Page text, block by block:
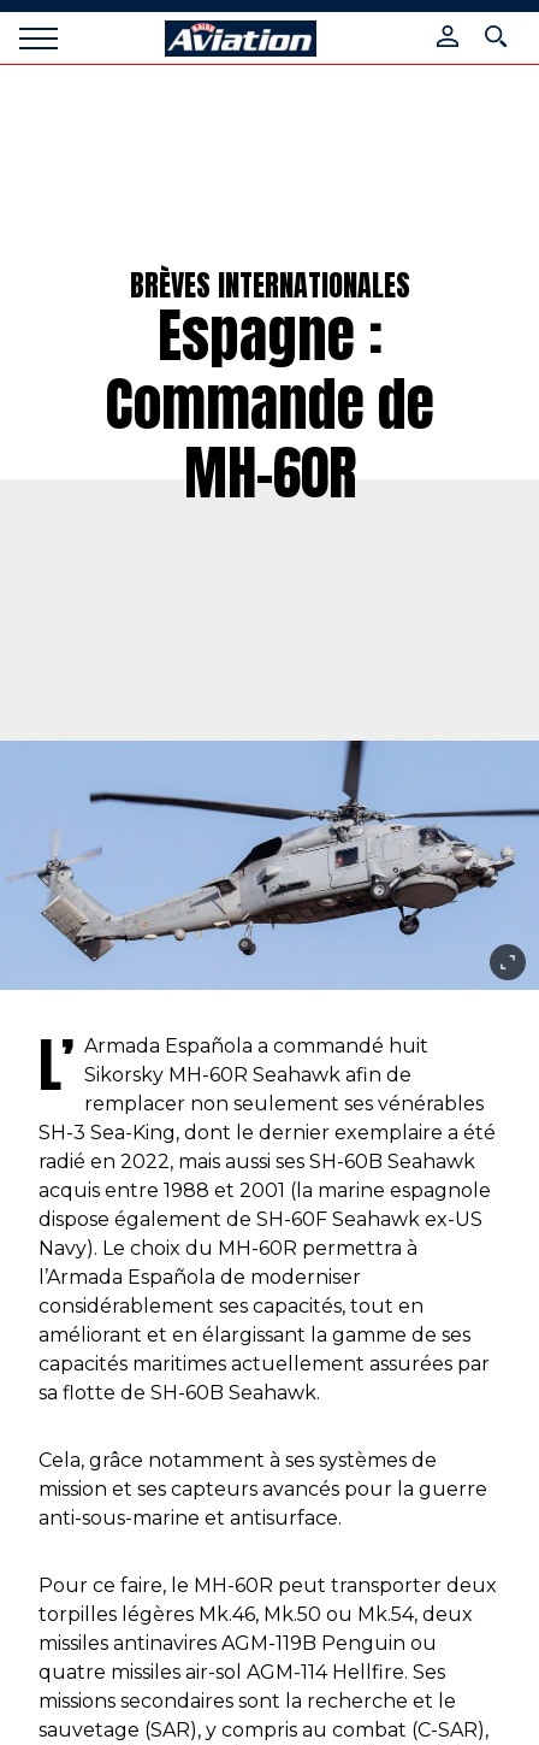
Raids
BRÈVES INTERNATIONALES
Espagne :
Commande de
MH-60R
L’ Armada Española a commandé huit
Sikorsky MH-60R Seahawk afin de
remplacer non seulement ses vénérables
SH-3 Sea-King, dont le dernier exemplaire a été
radié en 2022, mais aussi ses SH-60B Seahawk
acquis entre 1988 et 2001 (la marine espagnole
dispose également de SH-60F Seahawk ex-US
Navy). Le choix du MH-60R permettra à
l’Armada Española de moderniser
considérablement ses capacités, tout en
améliorant et en élargissant la gamme de ses
capacités maritimes actuellement assurées par
sa flotte de SH-60B Seahawk.
Cela, grâce notamment à ses systèmes de
mission et ses capteurs avancés pour la guerre
anti-sous-marine et antisurface.
Pour ce faire, le MH-60R peut transporter deux
torpilles légères Mk.46, Mk.50 ou Mk.54, deux
missiles antinavires AGM-119B Penguin ou
quatre missiles air-sol AGM-114 Hellfire. Ses
missions secondaires sont la recherche et le
sauvetage (SAR), y compris au combat (C-SAR),
Panneau de gestion des cookies